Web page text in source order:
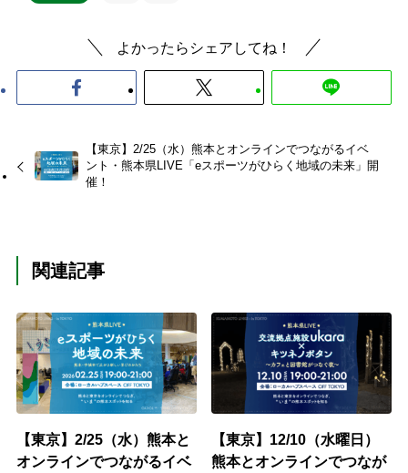
よかったらシェアしてね！
【東京】2/25（水）熊本とオンラインでつながるイベ
ント・熊本県LIVE「eスポーツがひらく地域の未来」開
催！
関連記事
【東京】2/25（水）熊本と
オンラインでつながるイベ
【東京】12/10（水曜日）
熊本とオンラインでつなが